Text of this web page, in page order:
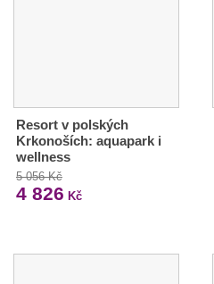
Resort v polských
Krkonoších: aquapark i
wellness
5 056 Kč
4 826 Kč